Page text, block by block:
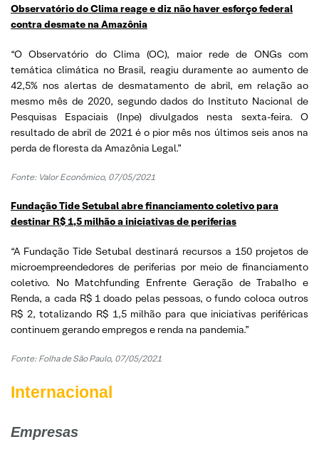
Observatório do Clima reage e diz não haver esforço federal
contra desmate na Amazônia
“O Observatório do Clima (OC), maior rede de ONGs com
temática climática no Brasil, reagiu duramente ao aumento de
42,5% nos alertas de desmatamento de abril, em relação ao
mesmo mês de 2020, segundo dados do Instituto Nacional de
Pesquisas Espaciais (Inpe) divulgados nesta sexta-feira. O
resultado de abril de 2021 é o pior mês nos últimos seis anos na
perda de floresta da Amazônia Legal.”
Fonte: Valor Econômico, 07/05/2021
Fundação Tide Setubal abre financiamento coletivo para
destinar R$ 1,5 milhão a iniciativas de periferias
“A Fundação Tide Setubal destinará recursos a 150 projetos de
microempreendedores de periferias por meio de financiamento
coletivo. No Matchfunding Enfrente Geração de Trabalho e
Renda, a cada R$ 1 doado pelas pessoas, o fundo coloca outros
R$ 2, totalizando R$ 1,5 milhão para que iniciativas periféricas
continuem gerando empregos e renda na pandemia.”
Fonte: Folha de São Paulo, 07/05/2021
Internacional
Empresas